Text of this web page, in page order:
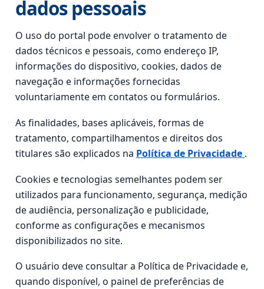
dados pessoais
O uso do portal pode envolver o tratamento de
dados técnicos e pessoais, como endereço IP,
informações do dispositivo, cookies, dados de
navegação e informações fornecidas
voluntariamente em contatos ou formulários.
As finalidades, bases aplicáveis, formas de
tratamento, compartilhamentos e direitos dos
titulares são explicados na Política de Privacidade .
Cookies e tecnologias semelhantes podem ser
utilizados para funcionamento, segurança, medição
de audiência, personalização e publicidade,
conforme as configurações e mecanismos
disponibilizados no site.
O usuário deve consultar a Política de Privacidade e,
quando disponível, o painel de preferências de